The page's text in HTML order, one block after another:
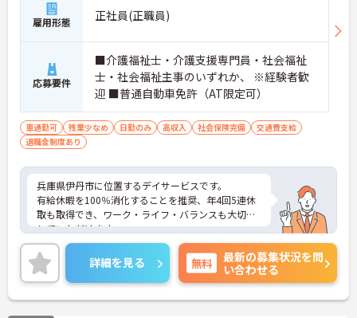
雇用形態 正社員(正職員)
応募要件
■介護福祉士・介護支援専門員・社会福祉
士・社会福祉主事のいずれか、 ※経験者歓
迎 ■普通自動車免許（AT限定可）
車通勤可 残業少なめ 日勤のみ 高収入 社会保険完備
交通費支給
退職金制度あり
兵庫県伊丹市に位置するデイサービスです。
有給休暇を100％消化することを推奨、年4回5連休
取も取得でき、ワーク・ライフ・バランスも大切に
していただけます。
ご興味ある方には、面接対策ポイントなど、さらに
詳細をお話しいたしますのでお気軽にご相談くださ
い！
詳細を見る 無料
最新の募集状況を問
い合わせる